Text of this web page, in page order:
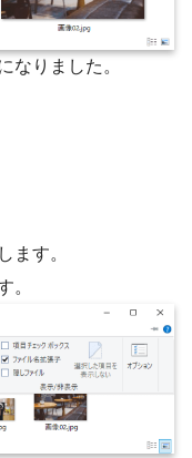
なりました。
ます。
。